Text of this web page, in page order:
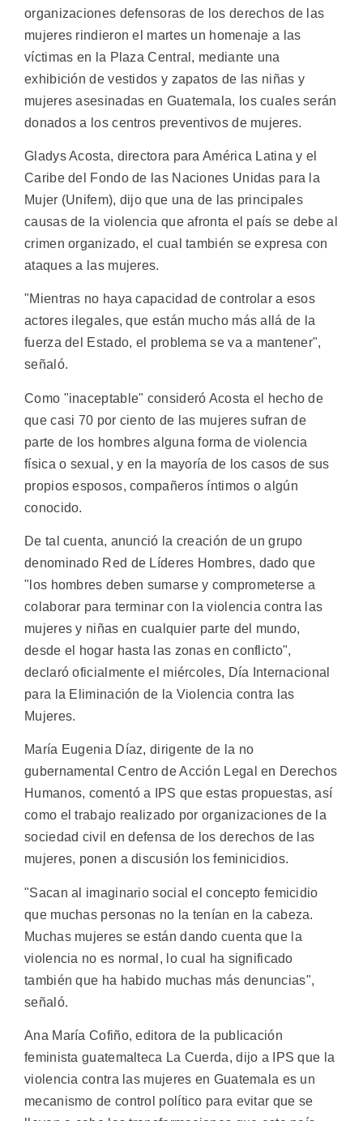
organizaciones defensoras de los derechos de las
mujeres rindieron el martes un homenaje a las
víctimas en la Plaza Central, mediante una
exhibición de vestidos y zapatos de las niñas y
mujeres asesinadas en Guatemala, los cuales serán
donados a los centros preventivos de mujeres.
Gladys Acosta, directora para América Latina y el
Caribe del Fondo de las Naciones Unidas para la
Mujer (Unifem), dijo que una de las principales
causas de la violencia que afronta el país se debe al
crimen organizado, el cual también se expresa con
ataques a las mujeres.
"Mientras no haya capacidad de controlar a esos
actores ilegales, que están mucho más allá de la
fuerza del Estado, el problema se va a mantener",
señaló.
Como "inaceptable" consideró Acosta el hecho de
que casi 70 por ciento de las mujeres sufran de
parte de los hombres alguna forma de violencia
física o sexual, y en la mayoría de los casos de sus
propios esposos, compañeros íntimos o algún
conocido.
De tal cuenta, anunció la creación de un grupo
denominado Red de Líderes Hombres, dado que
"los hombres deben sumarse y comprometerse a
colaborar para terminar con la violencia contra las
mujeres y niñas en cualquier parte del mundo,
desde el hogar hasta las zonas en conflicto",
declaró oficialmente el miércoles, Día Internacional
para la Eliminación de la Violencia contra las
Mujeres.
María Eugenia Díaz, dirigente de la no
gubernamental Centro de Acción Legal en Derechos
Humanos, comentó a IPS que estas propuestas, así
como el trabajo realizado por organizaciones de la
sociedad civil en defensa de los derechos de las
mujeres, ponen a discusión los feminicidios.
"Sacan al imaginario social el concepto femicidio
que muchas personas no la tenían en la cabeza.
Muchas mujeres se están dando cuenta que la
violencia no es normal, lo cual ha significado
también que ha habido muchas más denuncias",
señaló.
Ana María Cofiño, editora de la publicación
feminista guatemalteca La Cuerda, dijo a IPS que la
violencia contra las mujeres en Guatemala es un
mecanismo de control político para evitar que se